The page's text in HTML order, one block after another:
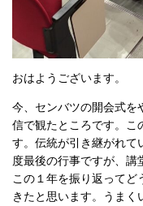
おはようございます。
今、センバツの開会式を
信で観たところです。こ
す。伝統が引き継がれて
度最後の行事ですが、講
この１年を振り返ってど
きたと思います。うま